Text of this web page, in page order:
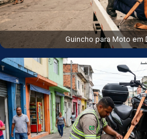
Guincho para Moto em